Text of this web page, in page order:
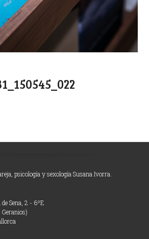
psicología y sexología Susana Ivorra.
Sena, 2 - 6ºE